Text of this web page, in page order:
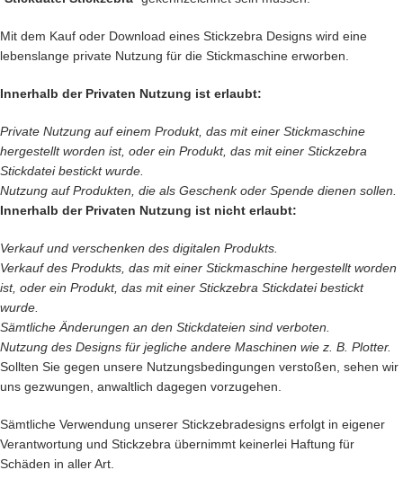
Mit dem Kauf oder Download eines Stickzebra Designs wird eine
lebenslange private Nutzung für die Stickmaschine erworben.
Innerhalb der Privaten Nutzung ist erlaubt:
Private Nutzung auf einem Produkt, das mit einer Stickmaschine
hergestellt worden ist, oder ein Produkt, das mit einer Stickzebra
Stickdatei bestickt wurde.
Nutzung auf Produkten, die als Geschenk oder Spende dienen sollen.
Innerhalb der Privaten Nutzung ist nicht erlaubt:
Verkauf und verschenken des digitalen Produkts.
Verkauf des Produkts, das mit einer Stickmaschine hergestellt worden
ist, oder ein Produkt, das mit einer Stickzebra Stickdatei bestickt
wurde.
Sämtliche Änderungen an den Stickdateien sind verboten.
Nutzung des Designs für jegliche andere Maschinen wie z. B. Plotter.
Sollten Sie gegen unsere Nutzungsbedingungen verstoßen, sehen wir
uns gezwungen, anwaltlich dagegen vorzugehen.
Sämtliche Verwendung unserer Stickzebradesigns erfolgt in eigener
Verantwortung und Stickzebra übernimmt keinerlei Haftung für
Schäden in aller Art.